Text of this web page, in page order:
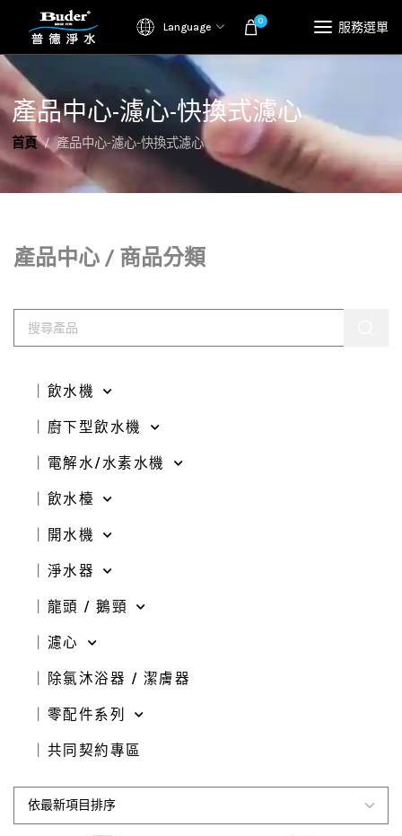
Language 0 服務選單
產品中心-濾心-快換式濾心
首頁 產品中心-濾心-快換式濾心
產品中心 / 商品分類
｜飲水機
｜廚下型飲水機
｜電解水/水素水機
｜飲水檯
｜開水機
｜淨水器
｜龍頭 / 鵝頸
｜濾心
｜除氯沐浴器 / 潔膚器
｜零配件系列
｜共同契約專區